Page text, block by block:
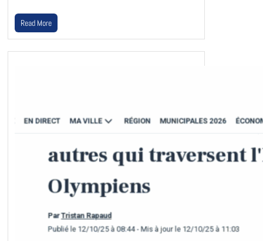
Read More